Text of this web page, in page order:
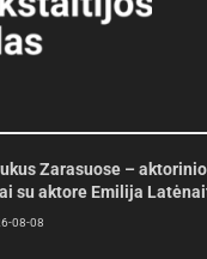
Zarasuose –
su aktore Emilija
08-08